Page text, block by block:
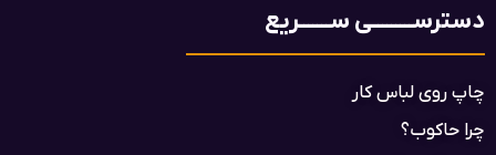
دسترســـــــــی ســـــــریع
چاپ روی لباس کار
چرا حاکوب؟